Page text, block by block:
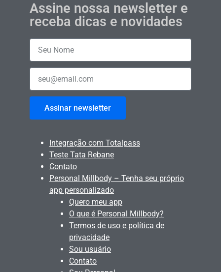
Assine nossa newsletter e
receba dicas e novidades
Assinar newsletter
Integração com Totalpass
Teste Tata Rebane
Contato
Personal Millbody – Tenha seu próprio
app personalizado
Quero meu app
O que é Personal Millbody?
Termos de uso e política de
privacidade
Sou usuário
Contato